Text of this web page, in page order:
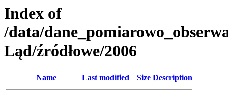
Index of
/data/
Ląd/źródłowe/2006
Name Last modified Size Description